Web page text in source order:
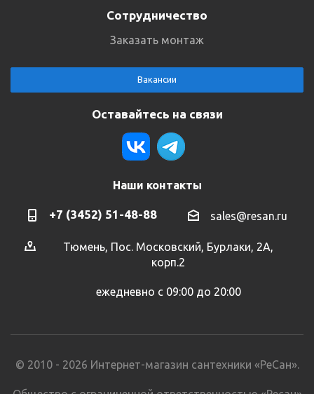
Сотрудничество
Заказать монтаж
Вакансии
Оставайтесь на связи
Наши контакты
+7 (3452) 51-48-88 sales@resan.ru
Тюмень, Пос. Московский, Бурлаки, 2А,
корп.2
ежедневно с 09:00 до 20:00
© 2010 - 2026 Интернет-магазин сантехники «РеСан».